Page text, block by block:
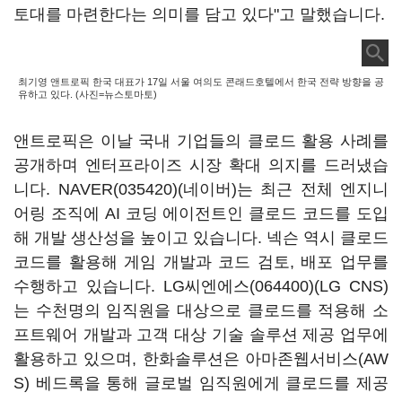
토대를 마련한다는 의미를 담고 있다"고 말했습니다.
최기영 앤트로픽 한국 대표가 17일 서울 여의도 콘래드호텔에서 한국 전략 방향을 공
유하고 있다. (사진=뉴스토마토)
앤트로픽은 이날 국내 기업들의 클로드 활용 사례를
공개하며 엔터프라이즈 시장 확대 의지를 드러냈습
니다. NAVER(035420)(네이버)는 최근 전체 엔지니
어링 조직에 AI 코딩 에이전트인 클로드 코드를 도입
해 개발 생산성을 높이고 있습니다. 넥슨 역시 클로드
코드를 활용해 게임 개발과 코드 검토, 배포 업무를
수행하고 있습니다. LG씨엔에스(064400)(LG CNS)
는 수천명의 임직원을 대상으로 클로드를 적용해 소
프트웨어 개발과 고객 대상 기술 솔루션 제공 업무에
활용하고 있으며, 한화솔루션은 아마존웹서비스(AW
S) 베드록을 통해 글로벌 임직원에게 클로드를 제공